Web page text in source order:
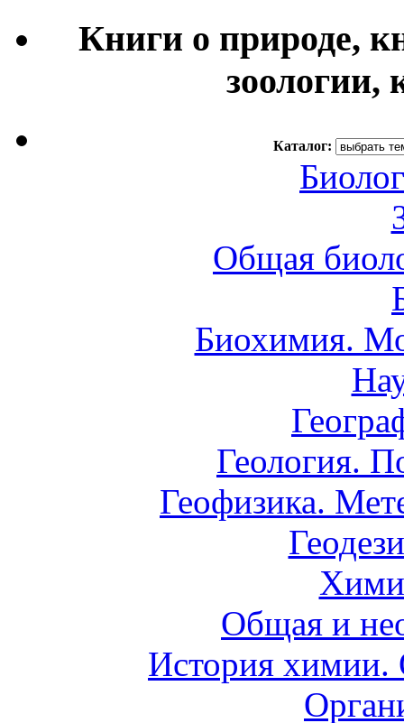
Книги о природе,
зоологии,
Каталог:
Общая
Биохимия.
Геология.
Геофизика.
Общая и
История